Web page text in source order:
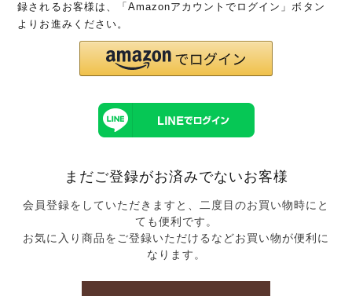
録されるお客様は、「Amazonアカウントでログイン」ボタン
よりお進みください。
まだご登録がお済みでないお客様
会員登録をしていただきますと、二度目のお買い物時にと
ても便利です。
お気に入り商品をご登録いただけるなどお買い物が便利に
なります。